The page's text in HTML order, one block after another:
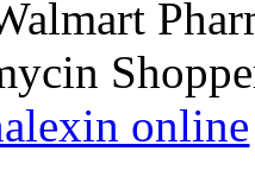
online